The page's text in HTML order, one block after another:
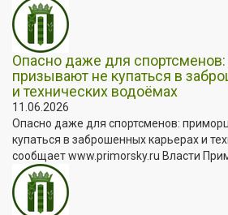
Опасно даже для
призывают не купаться в
и технических водоёмах
11.06.2026
Опасно даже для спортсменов:
купаться в заброшенных карьерах и
сообщает www.primorsky.ru Власти